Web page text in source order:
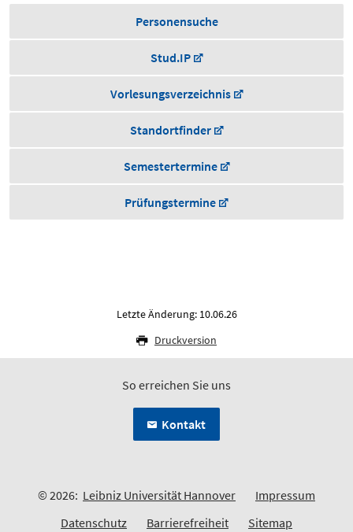
Personensuche
Stud.IP
Vorlesungsverzeichnis
Standortfinder
Semestertermine
Prüfungstermine
Letzte Änderung: 10.06.26
Druckversion
So erreichen Sie uns
Kontakt
© 2026: Leibniz Universität Hannover
Impressum
Datenschutz
Barrierefreiheit Sitemap